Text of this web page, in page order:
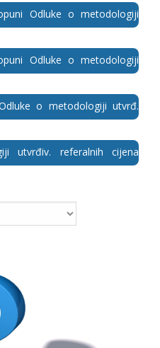
Odluke o metodologiji
Odluke o metodologiji
o metodologiji utvrđ.
utvrđiv. referalnih cijena